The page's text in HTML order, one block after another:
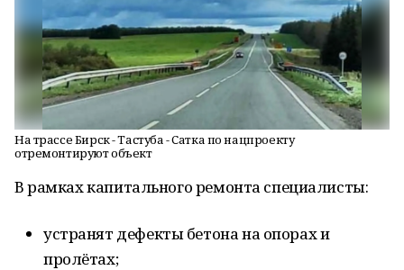
На трассе Бирск - Тастуба - Сатка по нацпроекту
отремонтируют объект
В рамках капитального ремонта специалисты:
устранят дефекты бетона на опорах и
пролётах;